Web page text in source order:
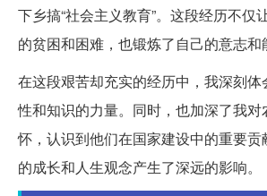
下乡搞“社会主义教育”。这段经历不仅
的贫困和困难，也锻炼了自己的意志和
在这段艰苦却充实的经历中，我深刻
性和知识的力量。同时，也加深了我对
怀，认识到他们在国家建设中的重要
的成长和人生观念产生了深远的影响。